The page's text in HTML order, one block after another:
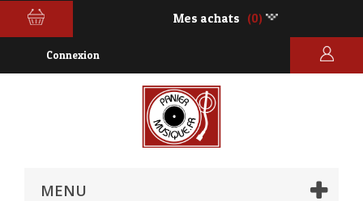
Mes achats (0)
Connexion
MENU